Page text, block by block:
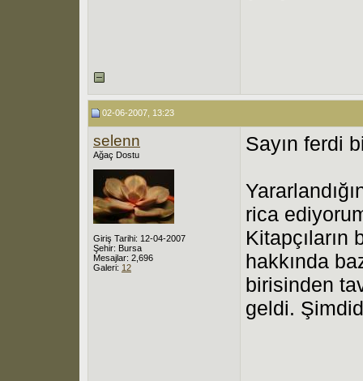
02-06-2007, 13:23
selenn
Ağaç Dostu
Giriş Tarihi: 12-04-2007
Şehir: Bursa
Mesajlar: 2,696
Galeri: 12
Sayın ferdi
rica
Kitapçıların
hakkında
birisinden
geldi.